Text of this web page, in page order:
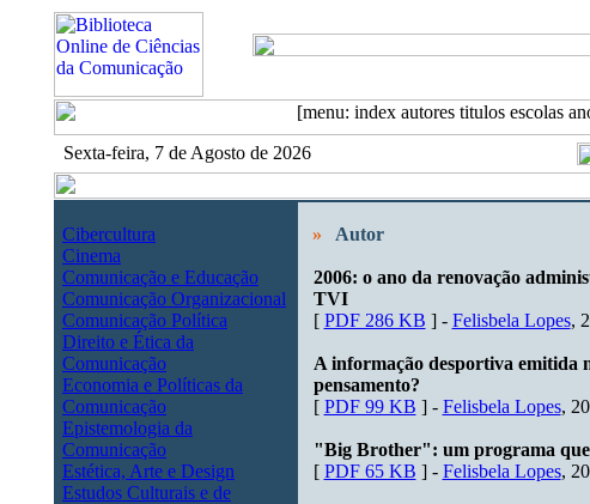
Sexta-feira, 7 de Agosto de 2026
Cibercultura
Cinema
Comunicação e Educação
Comunicação Organizacional
Comunicação Política
Direito e Ética da
Comunicação
Economia e Políticas da
Comunicação
Epistemologia da
Comunicação
Estética, Arte e Design
Estudos Culturais e de
» Autor
2006: o ano da renovação
TVI
[ PDF 286 KB ] - Felisbela Lopes,
A informação desportiva emitida
pensamento?
[ PDF 99 KB ] - Felisbela Lopes,
"Big Brother": um programa que
[ PDF 65 KB ] - Felisbela Lopes,